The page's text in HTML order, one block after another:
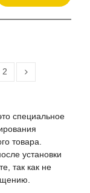
2
специальное
товара.
установки
так как не